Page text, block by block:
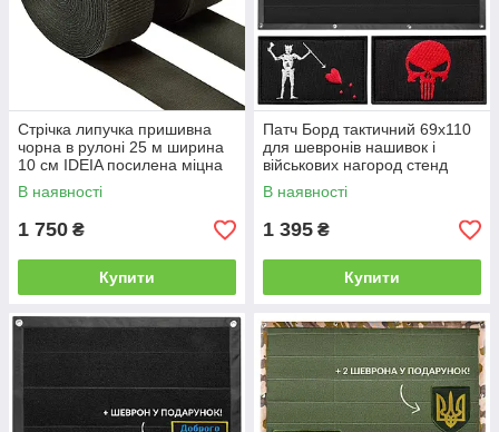
Стрічка липучка пришивна
чорна в рулоні 25 м ширина
10 см IDEIA посилена міцна
велкро стрічка для одягу
В наявності
1 750 ₴
Купити
Патч Борд тактичний 69х110
для шевронів нашивок і
військових нагород стенд
панель із липучкою для
колекціонерів
В наявності
1 395 ₴
Купити